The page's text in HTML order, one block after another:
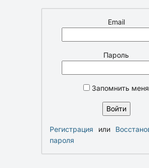
Email
Пароль
Запомнить меня
Регистрация или
пароля